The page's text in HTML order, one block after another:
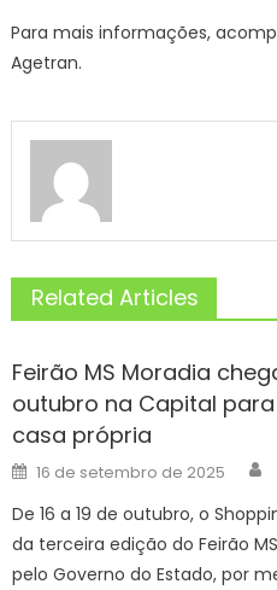
Para mais informações,
Agetran.
Related Articles
Feirão MS Moradia
outubro na Capital
casa própria
Posted
on
16 de setembro de 2025
De 16 a 19 de outubro, o
da terceira edição do Feirão
pelo Governo do Estado, por